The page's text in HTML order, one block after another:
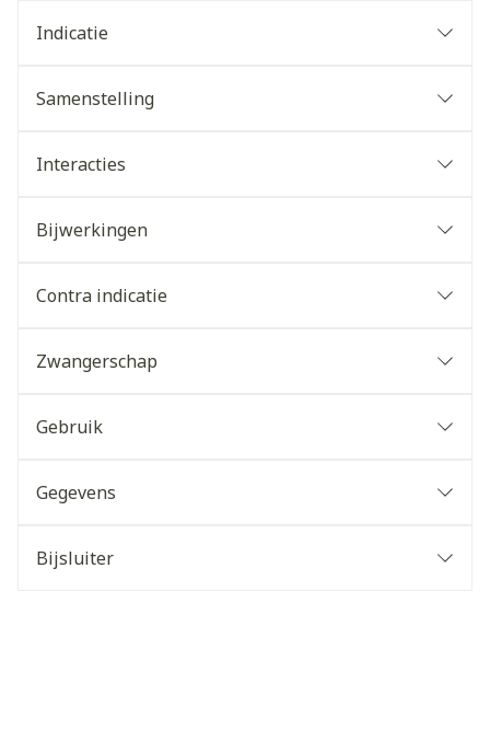
Indicatie
Samenstelling
Interacties
Bijwerkingen
Contra indicatie
Zwangerschap
Gebruik
Gegevens
Bijsluiter